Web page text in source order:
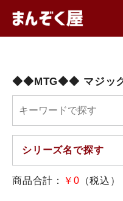
まんぞく
◆◆MTG◆◆ マジック
商品合計： ￥0 （税込）